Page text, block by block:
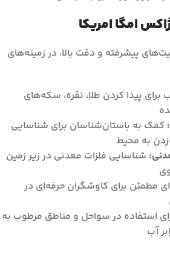
امگا امریکا
پیشرفته و دقت بالا، در زمینه‌های
برای پیدا کردن طلا، نقره، سکه‌های
کمک به باستان‌شناسان برای شناسایی
به محیط
شناسایی فلزات معدنی در زیر زمین
مطمئن برای کاوشگران حرفه‌ای در
استفاده در سواحل و مناطق مرطوب به
آب